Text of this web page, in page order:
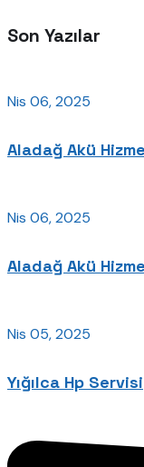
Son Yazılar
Nis 06, 2025
Aladağ Akü
Nis 06, 2025
Aladağ Akü
Nis 05, 2025
Yığılca Hp Servisi